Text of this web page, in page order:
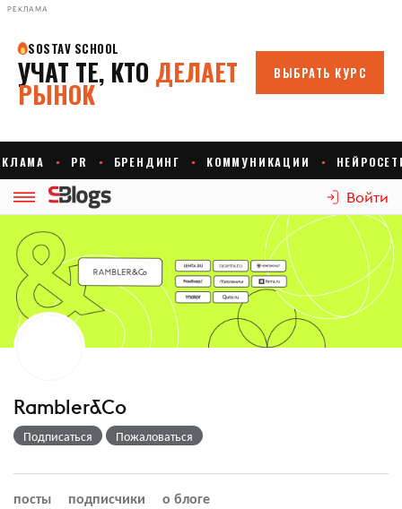
РЕКЛАМА
Войти
Rambler&Co
Подписаться Пожаловаться
посты подписчики о блоге